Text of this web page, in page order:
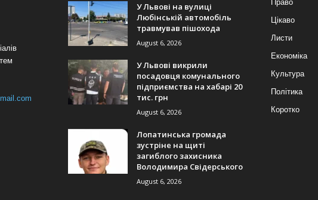
У Львові на вулиці
Любінській автомобіль
травмував пішохода
August 6, 2026
У Львові викрили
посадовця комунального
підприємства на хабарі 20
тис. грн
August 6, 2026
Лопатинська громада
зустріне на щиті
загиблого захисника
Володимира Свідерського
August 6, 2026
Право
Цікаво
Листи
Економіка
Культура
Політика
Коротко